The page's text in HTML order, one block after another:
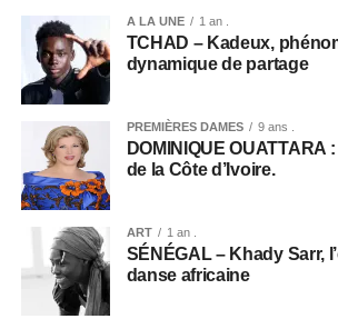
A LA UNE 1 an .
TCHAD – Kadeux,
dynamique de partage
PREMIÈRES DAMES 9 ans .
DOMINIQUE OUATTARA
de la Côte d’Ivoire.
ART 1 an .
SÉNÉGAL – Khady Sarr,
danse africaine